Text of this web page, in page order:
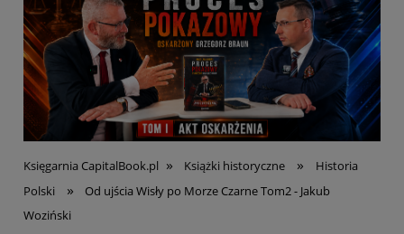
Księgarnia CapitalBook.pl » Książki historyczne »
Historia
Polski
»
Od ujścia Wisły po Morze Czarne Tom2 - Jakub
Woziński